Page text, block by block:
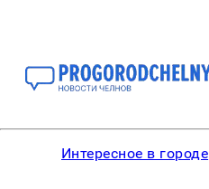
Интересное в городе